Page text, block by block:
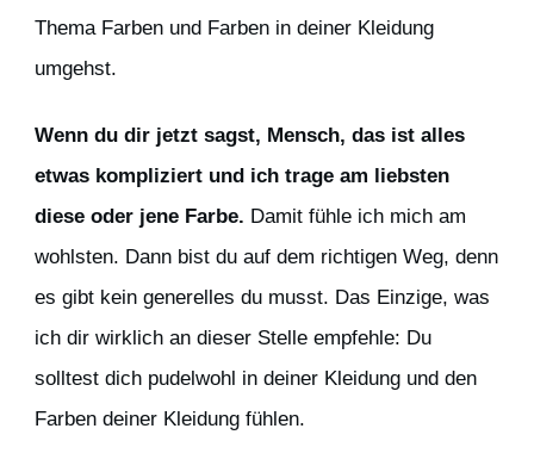
Thema Farben und Farben in deiner Kleidung
umgehst.
Wenn du dir jetzt sagst, Mensch, das ist alles
etwas kompliziert und ich trage am liebsten
diese oder jene Farbe. Damit fühle ich mich am
wohlsten. Dann bist du auf dem richtigen Weg, denn
es gibt kein generelles du musst. Das Einzige, was
ich dir wirklich an dieser Stelle empfehle: Du
solltest dich pudelwohl in deiner Kleidung und den
Farben deiner Kleidung fühlen.